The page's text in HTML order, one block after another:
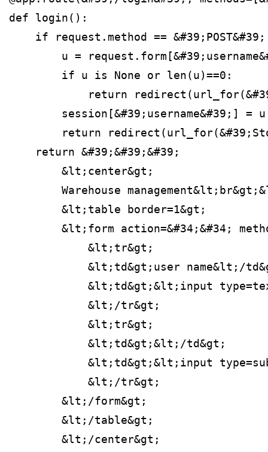
def login():
if request.method ==
u =
        if u is None or len(u)==0:
return
        session[&#39;username&#39;] = u
return
    return &#39;&#39;&#39;
        &lt;center&gt;
Warehouse
        &lt;table border=1&gt;
&lt;form action=&#34;&#34;
            &lt;tr&gt;
&lt;td&gt;user name&lt;/
&lt;td&gt;&lt;input
            &lt;/tr&gt;
            &lt;tr&gt;
            &lt;td&gt;&lt;/td&gt;
&lt;td&gt;&lt;input
            &lt;/tr&gt;
        &lt;/form&gt;
        &lt;/table&gt;
        &lt;/center&gt;